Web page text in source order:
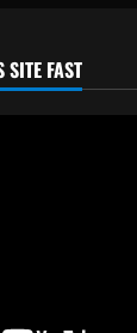
SITE FAST